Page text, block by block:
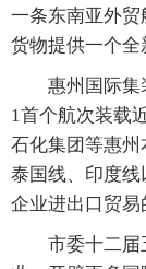
一条东南亚外贸
货物提供一个全
惠州国际集装
1首个航次装载
石化集团等惠
泰国线、印度
企业进出口贸易
市委十二届五